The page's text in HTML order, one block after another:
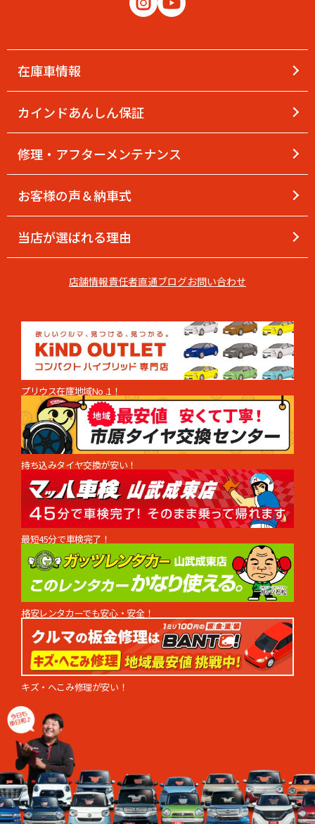
在庫車情報
カインドあんしん保証
修理・アフターメンテナンス
お客様の声＆納車式
当店が選ばれる理由
店舗情報責任者直通ブログお問い合わせ
プリウス在庫地域No .1！
持ち込みタイヤ交換が安い！
最短45分で車検完了！
格安レンタカーでも安心・安全！
キズ・へこみ修理が安い！